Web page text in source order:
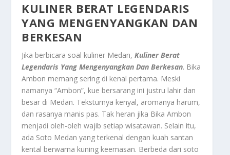
KULINER BERAT LEGENDARIS
YANG MENGENYANGKAN DAN
BERKESAN
Jika berbicara soal kuliner Medan,Kuliner Berat
Legendaris Yang Mengenyangkan Dan Berkesan. Bika
Ambon memang sering di kenal pertama. Meski
namanya “Ambon”, kue bersarang ini justru lahir dan
besar di Medan. Teksturnya kenyal, aromanya harum,
dan rasanya manis pas. Tak heran jika Bika Ambon
menjadi oleh-oleh wajib setiap wisatawan. Selain itu,
ada Soto Medan yang terkenal dengan kuah santan
kental berwarna kuning keemasan. Berbeda dari soto